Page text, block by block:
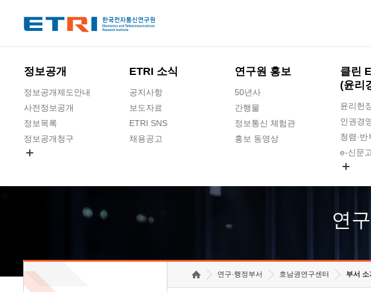
정보공개
정보공개제도안내
사전정보공개
정보목록
정보공개청구
ETRI 소식
공지사항
보도자료
ETRI SNS
채용공고
연구원 홍보
50년사
간행물
정보통신 체험관
홍보 동영상
클린
(윤리
윤리헌
인권경
청렴·반
e-신문
고객의
수의계
연
연구·행정부서 호남권연구센터 부서 소